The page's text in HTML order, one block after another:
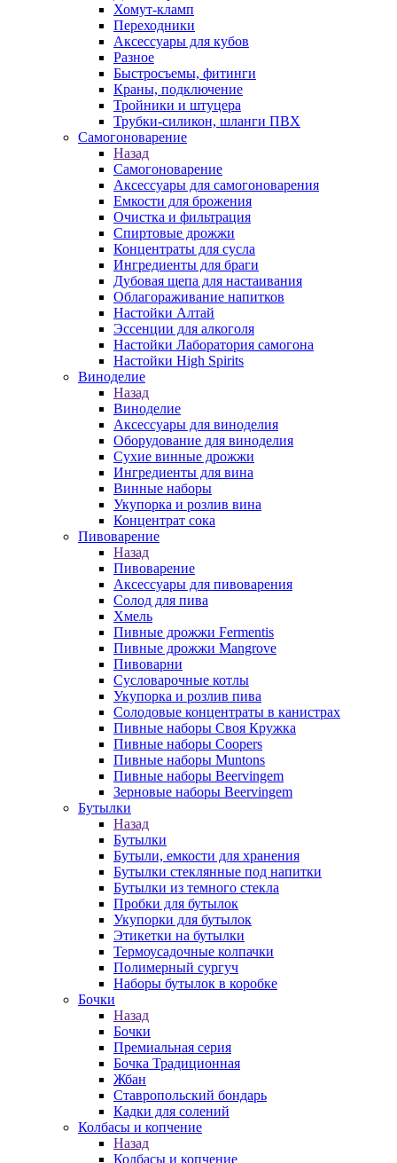
Хомут-кламп
Переходники
Аксессуары для кубов
Разное
Быстросъемы, фитинги
Краны, подключение
Тройники и штуцера
Трубки-силикон, шланги ПВХ
Самогоноварение
Назад
Самогоноварение
Аксессуары для самогоноварения
Емкости для брожения
Очистка и фильтрация
Спиртовые дрожжи
Концентраты для сусла
Ингредиенты для браги
Дубовая щепа для настаивания
Облагораживание напитков
Настойки Алтай
Эссенции для алкоголя
Настойки Лаборатория самогона
Настойки High Spirits
Виноделие
Назад
Виноделие
Аксессуары для виноделия
Оборудование для виноделия
Сухие винные дрожжи
Ингредиенты для вина
Винные наборы
Укупорка и розлив вина
Концентрат сока
Пивоварение
Назад
Пивоварение
Аксессуары для пивоварения
Солод для пива
Хмель
Пивные дрожжи Fermentis
Пивные дрожжи Mangrove
Пивоварни
Сусловарочные котлы
Укупорка и розлив пива
Солодовые концентраты в канистрах
Пивные наборы Своя Кружка
Пивные наборы Coopers
Пивные наборы Muntons
Пивные наборы Beervingem
Зерновые наборы Beervingem
Бутылки
Назад
Бутылки
Бутыли, емкости для хранения
Бутылки стеклянные под напитки
Бутылки из темного стекла
Пробки для бутылок
Укупорки для бутылок
Этикетки на бутылки
Термоусадочные колпачки
Полимерный сургуч
Наборы бутылок в коробке
Бочки
Назад
Бочки
Премиальная серия
Бочка Традиционная
Жбан
Ставропольский бондарь
Кадки для солений
Колбасы и копчение
Назад
Колбасы и копчение